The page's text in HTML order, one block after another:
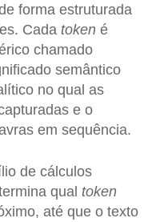
forma estruturada
Cada token é
chamado
semântico
no qual as
e o
em sequência.
de cálculos
qual token
até que o texto